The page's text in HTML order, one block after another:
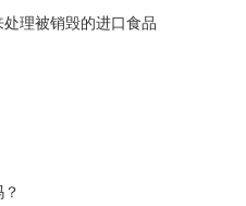
理被销毁的进口食品